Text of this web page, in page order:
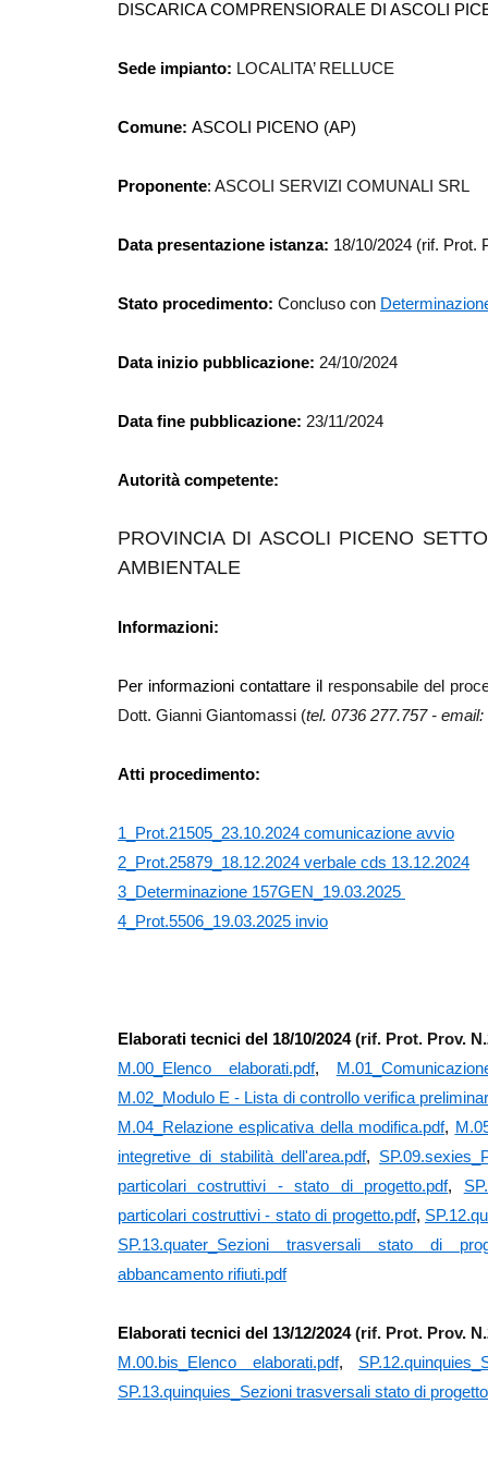
DISCARICA COMPRENSIORALE DI ASCOLI
Sede impianto: LOCALITA’ RELLUCE
Comune: ASCOLI PICENO (AP)
Proponente: ASCOLI SERVIZI COMUNALI SRL
Data presentazione istanza: 18/10/2024 (rif. Prot.
Stato procedimento: Concluso con
Data inizio pubblicazione: 24/10/2024
Data fine pubblicazione: 23/11/2024
Autorità competente:
PROVINCIA DI ASCOLI PICENO
AMBIENTALE
Informazioni:
Per informazioni contattare il responsabile del
Dott. Gianni Giantomassi (tel. 0736 277.757 - email:
Atti procedimento:
1_Prot.21505_23.10.2024 comunicazione avvio
2_Prot.25879_18.12.2024 verbale cds 13.12.2024
3_Determinazione 157GEN_19.03.2025
4_Prot.5506_19.03.2025 invio
Elaborati tecnici del 18/10/2024(rif. Prot. Prov.
M.00_Elenco elaborati.pdf,
M.02_Modulo E - Lista di controllo verifica
M.04_Relazione esplicativa della modifica.pdf,
integretive di stabilità dell'area.pdf,
particolari costruttivi - stato di progetto.pdf,
particolari costruttivi - stato di progetto.pdf,
SP.13.quater_Sezioni trasversali stato di
abbancamento rifiuti.pdf
Elaborati tecnici del 13/12/2024(rif. Prot. Prov.
M.00.bis_Elenco elaborati.pdf,
SP.13.quinquies_Sezioni trasversali stato di